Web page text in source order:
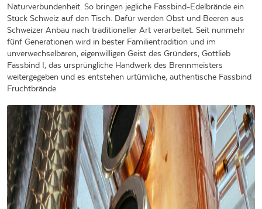
Naturverbundenheit. So bringen jegliche Fassbind-Edelbrände ein
Stück Schweiz auf den Tisch. Dafür werden Obst und Beeren aus
Schweizer Anbau nach traditioneller Art verarbeitet. Seit nunmehr
fünf Generationen wird in bester Familientradition und im
unverwechselbaren, eigenwilligen Geist des Gründers, Gottlieb
Fassbind I, das ursprüngliche Handwerk des Brennmeisters
weitergegeben und es entstehen urtümliche, authentische Fassbind
Fruchtbrände.